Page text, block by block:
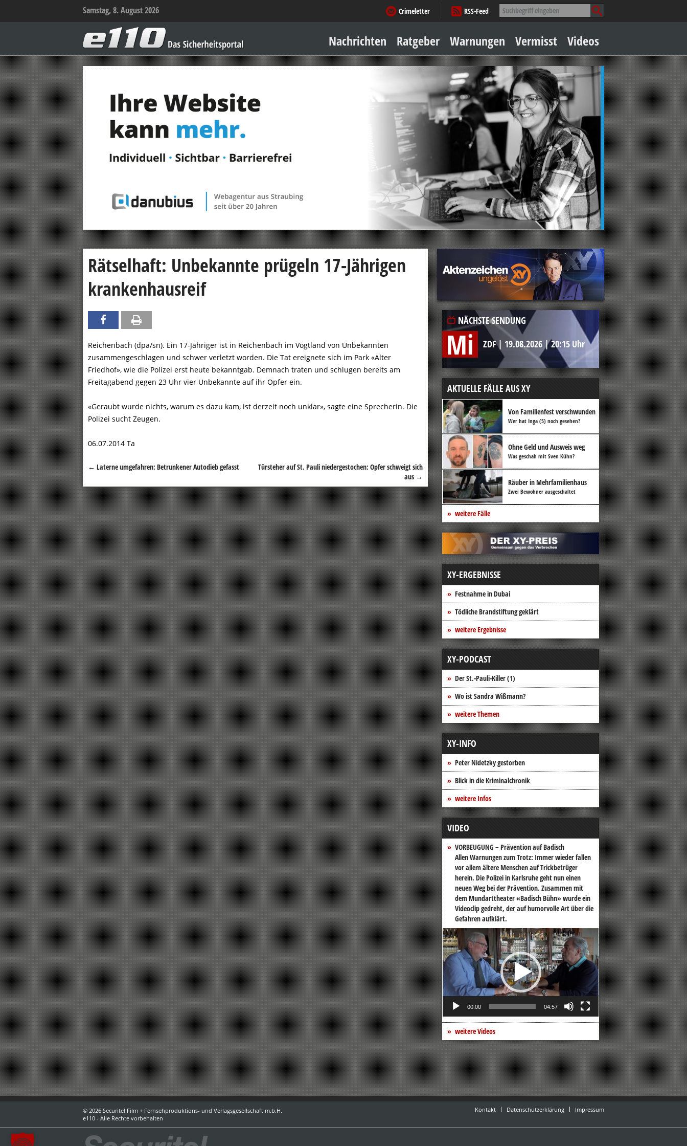
Samstag, 8. August 2026 Suche
nach:
Crimeletter
RSS-Feed
–
Das
Sicherheitsportal
Inhalt
springen
Nachrichten Ratgeber
Sicher zu Hause
Geld & Einkauf
Amore & mehr
Mobiles Leben
Arbeitsleben
Warnungen Vermisst Videos
Rätselhaft: Unbekannte prügeln 17-Jährigen
krankenhausreif
Reichenbach (dpa/sn). Ein 17-Jähriger ist in Reichenbach im Vogtland von Unbekannten
zusammengeschlagen und schwer verletzt worden. Die Tat ereignete sich im Park «Alter
Friedhof», wie die Polizei erst heute bekanntgab. Demnach traten und schlugen bereits am
Freitagabend gegen 23 Uhr vier Unbekannte auf ihr Opfer ein.
«Geraubt wurde nichts, warum es dazu kam, ist derzeit noch unklar», sagte eine Sprecherin. Die
Polizei sucht Zeugen.
06.07.2014 Ta
Beitragsnavigation
← Laterne umgefahren: Betrunkener Autodieb gefasst
Türsteher auf St. Pauli niedergestochen: Opfer schweigt sich
aus →
NÄCHSTE SENDUNG
Mi ZDF| 19.08.2026 |20:15 Uhr
AKTUELLE FÄLLE AUS XY
Von Familienfest verschwunden
Wer hat Inga (5) noch gesehen?
Ohne Geld und Ausweis weg
Was geschah mit Sven Kühn?
Räuber in Mehrfamilienhaus
Zwei Bewohner ausgeschaltet
weitere Fälle
XY-ERGEBNISSE
Festnahme in Dubai
Tödliche Brandstiftung geklärt
weitere Ergebnisse
XY-PODCAST
Der St.-Pauli-Killer (1)
Wo ist Sandra Wißmann?
weitere Themen
XY-INFO
Peter Nidetzky gestorben
Blick in die Kriminalchronik
weitere Infos
VIDEO
VORBEUGUNG – Prävention auf Badisch
Allen Warnungen zum Trotz: Immer wieder fallen
vor allem ältere Menschen auf Trickbetrüger
herein. Die Polizei in Karlsruhe geht nun einen
neuen Weg bei der Prävention. Zusammen mit
dem Mundarttheater «Badisch Bühn» wurde ein
Videoclip gedreht, der auf humorvolle Art über die
Gefahren aufklärt.
Video-
Player
00:00 04:57
weitere Videos
© 2026 Securitel Film + Fernsehproduktions- und Verlagsgesellschaft m.b.H.
e110 - Alle Rechte vorbehalten
Kontakt Datenschutzerklärung Impressum